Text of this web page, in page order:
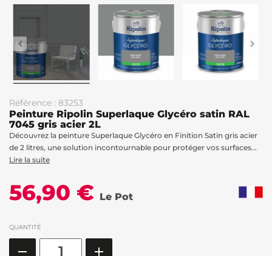
Référence : 83253
Peinture Ripolin Superlaque Glycéro satin RAL
7045 gris acier 2L
Découvrez la peinture Superlaque Glycéro en Finition Satin gris acier
de 2 litres, une solution incontournable pour protéger vos surfaces...
Lire la suite
56,90 € Le Pot
QUANTITÉ